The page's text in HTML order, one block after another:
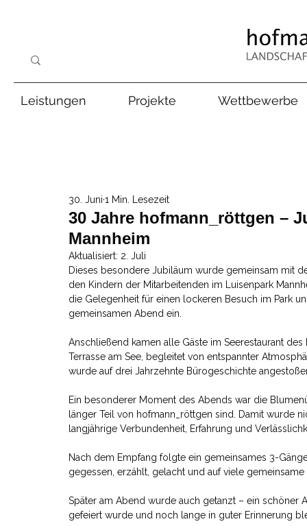
Leistungen Projekte Wettbewerbe
30 Jahre hofmann_röttgen –
Mannheim
30. Juni 1 Min. Lesezeit
Aktualisiert: 2. Juli
Dieses besondere Jubiläum wurde gemeinsam mit
den Kindern der Mitarbeitenden im Luisenpark
die Gelegenheit für einen lockeren Besuch im Park
gemeinsamen Abend ein.
Anschließend kamen alle Gäste im Seerestaurant
Terrasse am See, begleitet von entspannter
wurde auf drei Jahrzehnte Bürogeschichte
Ein besonderer Moment des Abends war die
länger Teil von hofmann_röttgen sind. Damit wurde
langjährige Verbundenheit, Erfahrung und
Nach dem Empfang folgte ein gemeinsames 3-
gegessen, erzählt, gelacht und auf viele
Später am Abend wurde auch getanzt – ein schöner
gefeiert wurde und noch lange in guter Erinnerung